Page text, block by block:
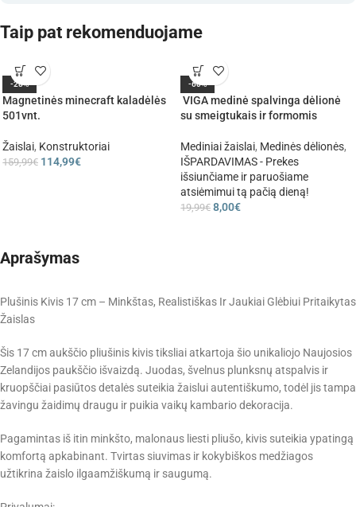
Taip pat rekomenduojame
-28%
Magnetinės minecraft kaladėlės
501vnt.
Žaislai, Konstruktoriai
159,99€ 114,99€
-60%
VIGA medinė spalvinga dėlionė
su smeigtukais ir formomis
Mediniai žaislai, Medinės dėlionės,
IŠPARDAVIMAS - Prekes
išsiunčiame ir paruošiame
atsiėmimui tą pačią dieną!
19,99€ 8,00€
Aprašymas
Plušinis Kivis 17 cm – Minkštas, Realistiškas Ir Jaukiai Glėbiui Pritaikytas
Žaislas
Šis 17 cm aukščio pliušinis kivis tiksliai atkartoja šio unikaliojo Naujosios
Zelandijos paukščio išvaizdą. Juodas, švelnus plunksnų atspalvis ir
kruopščiai pasiūtos detalės suteikia žaislui autentiškumo, todėl jis tampa
žavingu žaidimų draugu ir puikia vaikų kambario dekoracija.
Pagamintas iš itin minkšto, malonaus liesti pliušo, kivis suteikia ypatingą
komfortą apkabinant. Tvirtas siuvimas ir kokybiškos medžiagos
užtikrina žaislo ilgaamžiškumą ir saugumą.